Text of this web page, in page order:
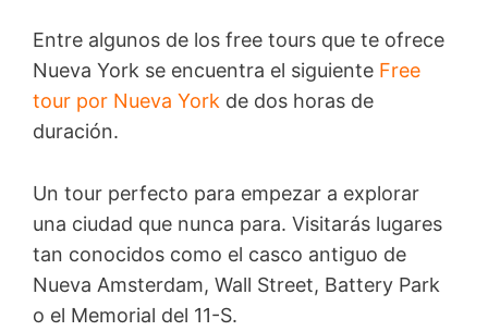
Entre algunos de los free tours que te ofrece
Nueva York se encuentra el siguiente Free
tour por Nueva York de dos horas de
duración.
Un tour perfecto para empezar a explorar
una ciudad que nunca para. Visitarás lugares
tan conocidos como el casco antiguo de
Nueva Amsterdam, Wall Street, Battery Park
o el Memorial del 11-S.